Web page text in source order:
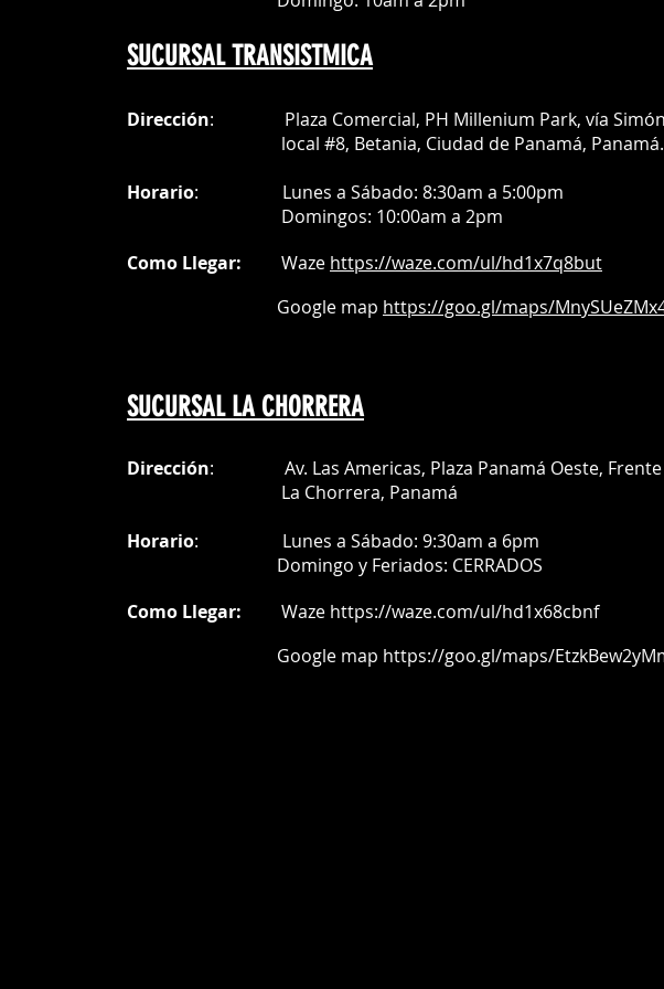
SUCURSAL TRANSISTMICA
Dirección: Plaza Comercial, PH Millenium Park, vía
local #8, Betania, Ciudad de Panamá, Panamá.
Horario: Lunes a Sábado: 8:30am a 5:00pm
Domingos: 10:00am a 2pm
Como Llegar: Waze https://waze.com/ul/hd1x7q8but
Google map https://goo.gl/maps/
SUCURSAL LA CHORRERA
Dirección: Av. Las Americas, Plaza Panamá Oeste, Frente
La Chorrera, Panamá
Horario: Lunes a Sábado: 9:30am a 6pm
Domingo y Feriados: CERRADOS
Como Llegar: Waze https://waze.com/ul/hd1x68cbnf
Google map https://goo.gl/maps/